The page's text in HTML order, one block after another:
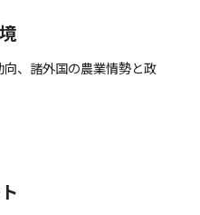
、諸外国の農業情勢と政